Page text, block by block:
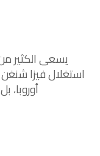
يسعى الكثير
استغلال فيزا
أوروبا،